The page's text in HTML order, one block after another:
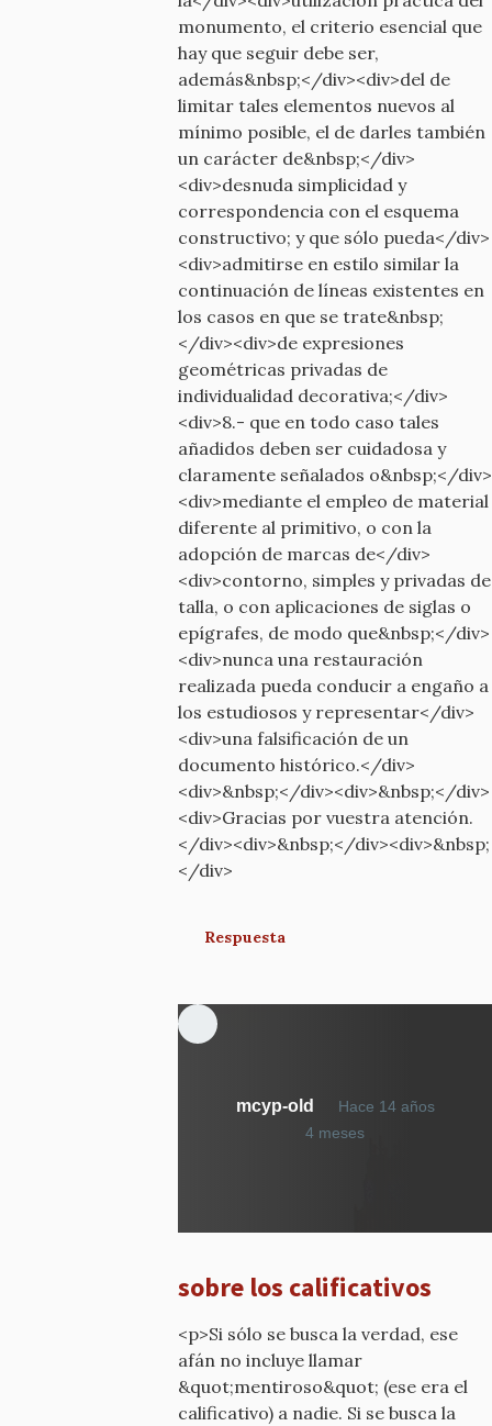
monumento, el criterio esencial que
hay que seguir debe ser,
además&nbsp;</div><div>del de
limitar tales elementos nuevos al
mínimo posible, el de darles también
un carácter de&nbsp;</div>
<div>desnuda simplicidad y
correspondencia con el esquema
constructivo; y que sólo pueda</div>
<div>admitirse en estilo similar la
continuación de líneas existentes en
los casos en que se trate&nbsp;
</div><div>de expresiones
geométricas privadas de
individualidad decorativa;</div>
<div>8.- que en todo caso tales
añadidos deben ser cuidadosa y
claramente señalados o&nbsp;</div>
<div>mediante el empleo de material
diferente al primitivo, o con la
adopción de marcas de</div>
<div>contorno, simples y privadas de
talla, o con aplicaciones de siglas o
epígrafes, de modo que&nbsp;</div>
<div>nunca una restauración
realizada pueda conducir a engaño a
los estudiosos y representar</div>
<div>una falsificación de un
documento histórico.</div>
<div>&nbsp;</div><div>&nbsp;</div>
<div>Gracias por vuestra atención.
</div><div>&nbsp;</div><div>&nbsp;
</div>
Respuesta
mcyp-old
Hace 14 años
4 meses
calificativo
dicho?
mcyp-
sobre los calificativos
<p>Si sólo se busca la verdad, ese
afán no incluye llamar
&quot;mentiroso&quot; (ese era el
calificativo) a nadie. Si se busca la